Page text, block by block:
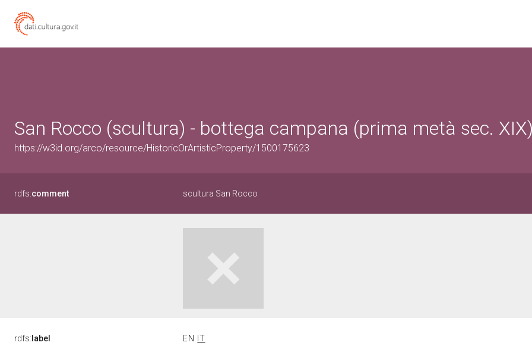
San Rocco (scultura) - bottega campana (prima metà sec. XIX)
https://w3id.org/arco/resource/HistoricOrArtisticProperty/1500175623
rdfs:comment scultura San Rocco
rdfs: label EN
IT